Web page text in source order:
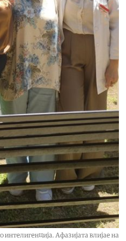
интелигенција. Афазијата влијае на